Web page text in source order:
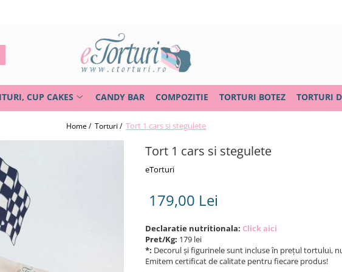
CUP CAKES CANDY BAR COMPOZITIE TORTURI BOTEZ TORTURI
Home / Torturi / Tort 1 cars si stegulete
Tort 1 cars si stegulete
eTorturi
179,00 Lei
Declaratie nutritionala: Click aici
Pret/Kg: 179 lei
*: Decorul și figurinele sunt incluse în prețul tortului,
Emitem certificat de calitate pentru fiecare produs!